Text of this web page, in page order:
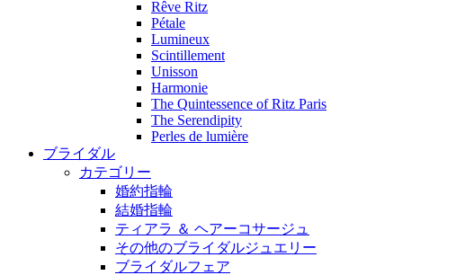
Rêve Ritz
Pétale
Lumineux
Scintillement
Unisson
Harmonie
The Quintessence of Ritz Paris
The Serendipity
Perles de lumière
ブライダル
カテゴリー
婚約指輪
結婚指輪
ティアラ ＆ ヘアーコサージュ
その他のブライダルジュエリー
ブライダルフェア